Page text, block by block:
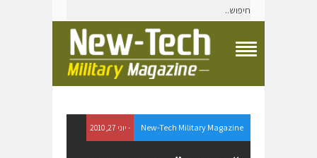
g
l
e
N
New-Tech Military Magazine - יוני 27, 2010